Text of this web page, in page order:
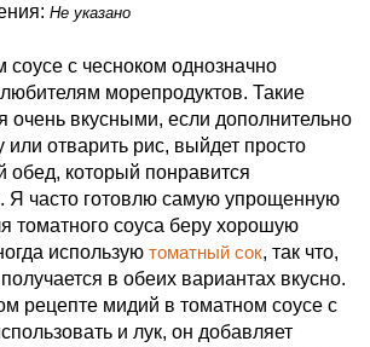
Не указано
с чесноком однозначно
морепродуктов. Такие
очень вкусными, если дополнительно
или отварить рис, выйдет просто
который понравится
Я часто готовлю самую упрощенную
томатного соуса беру хорошую
использую томатный сок, так что,
в обеих вариантах вкусно.
рецепте мидий в томатном соусе с
и лук, он добавляет